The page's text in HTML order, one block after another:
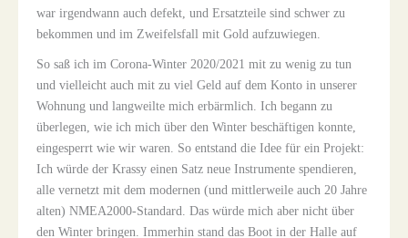
war irgendwann auch defekt, und Ersatzteile sind schwer zu
bekommen und im Zweifelsfall mit Gold aufzuwiegen.
So saß ich im Corona-Winter 2020/2021 mit zu wenig zu tun
und vielleicht auch mit zu viel Geld auf dem Konto in unserer
Wohnung und langweilte mich erbärmlich. Ich begann zu
überlegen, wie ich mich über den Winter beschäftigen konnte,
eingesperrt wie wir waren. So entstand die Idee für ein Projekt:
Ich würde der Krassy einen Satz neue Instrumente spendieren,
alle vernetzt mit dem modernen (und mittlerweile auch 20 Jahre
alten) NMEA2000-Standard. Das würde mich aber nicht über
den Winter bringen. Immerhin stand das Boot in der Halle auf